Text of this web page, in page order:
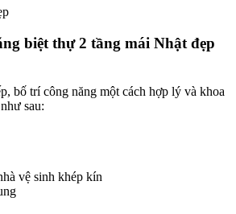
biệt thự 2 tầng mái Nhật đẹp
bố trí công năng một cách hợp lý và khoa
sau:
vệ sinh khép kín